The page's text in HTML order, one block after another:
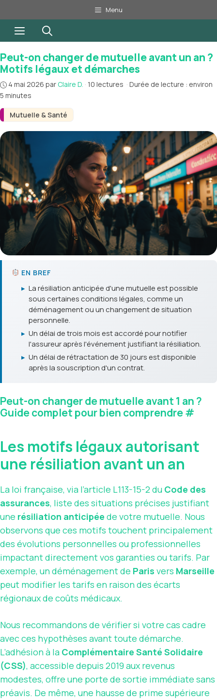
au
contenu
Menu
Menu
Mutuelle & Santé
Peut-on changer de mutuelle avant un an ?
Motifs légaux et démarches
4 mai 2026 par Claire D. · 10 lectures · Durée de lecture : environ
5 minutes
EN BREF
▸ La résiliation anticipée d'une mutuelle est possible
sous certaines conditions légales, comme un
déménagement ou un changement de situation
personnelle.
▸ Un délai de trois mois est accordé pour notifier
l'assureur après l'événement justifiant la résiliation.
▸ Un délai de rétractation de 30 jours est disponible
après la souscription d'un contrat.
Peut-on changer de mutuelle avant 1 an ?
Guide complet pour bien comprendre#
Les motifs légaux autorisant
une résiliation avant un an
La loi française, via l’article L113-15-2 du Code des
assurances, liste des situations précises justifiant
une résiliation anticipée de votre mutuelle. Nous
observons que ces motifs touchent principalement
des évolutions personnelles ou professionnelles
impactant directement vos garanties ou tarifs. Par
exemple, un déménagement de Paris vers Marseille
peut modifier les tarifs en raison des écarts
régionaux de coûts médicaux.
Nous recommandons de vérifier si votre cas cadre
avec ces hypothèses avant toute démarche.
L’adhésion à la Complémentaire Santé Solidaire
(CSS), accessible depuis 2019 aux revenus
modestes, offre une porte de sortie immédiate sans
préavis. De même, une hausse de prime supérieure